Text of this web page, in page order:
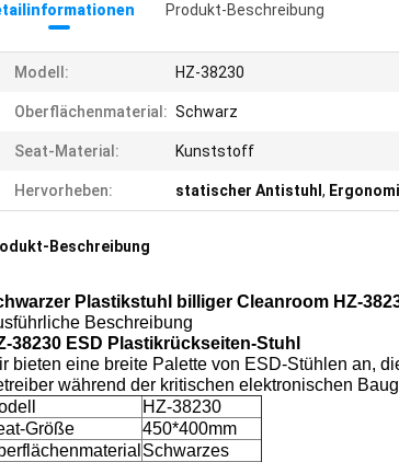
Produkt-Beschreibung
Modell: HZ-38230
Oberflächenmaterial: Schwarz
Seat-Material: Kunststoff
Hervorheben: statischer Antistuhl ,
Beschreibung
Plastikstuhl billiger Cleanroom HZ-
Beschreibung
38230 ESD Plastikrückseiten-Stuhl
bieten eine breite Palette von ESD-Stühlen an,
während der kritischen elektronischen
HZ-38230
Größe
450*400mm
Schwarzes